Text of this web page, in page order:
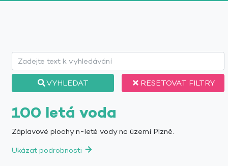
VYHLEDAT RESETOVAT FILTRY
100 letá voda
Záplavové plochy n-leté vody na území Plzně.
Ukázat podrobnosti